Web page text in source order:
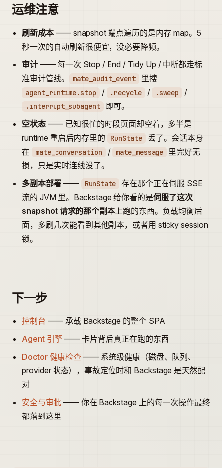
运维注意
刷新成本—— snapshot 端点遍历的是内存 map。5
秒一次的自动刷新很便宜，没必要降频。
审计—— 每一次 Stop / End / Tidy Up / 中断都走标
准审计管线。
mate_audit_event 里搜
agent_runtime.stop / .recycle / .sweep /
.interrupt_subagent
即可。
空状态—— 已知很忙的时段页面却空着，多半是
runtime 重启后内存里的
RunState
丢了。会话本身
在
mate_conversation / mate_message
里完好无
损，只是实时连线没了。
多副本部署—— RunState
存在那个正在伺服 SSE
流的 JVM 里。Backstage 给你看的是伺服了这次
snapshot 请求的那个副本上跑的东西。负载均衡后
面，多刷几次能看到其他副本，或者用 sticky session
锁。
下一步
控制台 —— 承载 Backstage 的整个 SPA
Agent 引擎—— 卡片背后真正在跑的东西
Doctor 健康检查—— 系统级健康（磁盘、队列、
provider 状态），事故定位时和 Backstage 是天然配
对
安全与审批—— 你在 Backstage 上的每一次操作最终
都落到这里